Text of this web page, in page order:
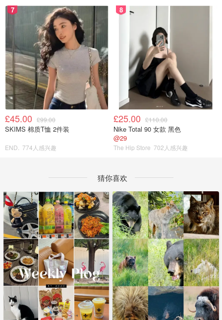
7
£45.00 £99.00
SKIMS 棉质T恤 2件装
END. 774人感兴趣
8
£25.00 £110.00
Nike Total 90 女款 黑色
@29
The Hip Store 702人感兴趣
猜你喜欢